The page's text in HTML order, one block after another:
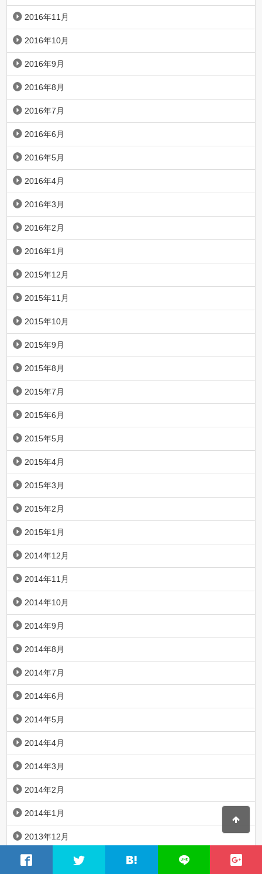
2016年11月
2016年10月
2016年9月
2016年8月
2016年7月
2016年6月
2016年5月
2016年4月
2016年3月
2016年2月
2016年1月
2015年12月
2015年11月
2015年10月
2015年9月
2015年8月
2015年7月
2015年6月
2015年5月
2015年4月
2015年3月
2015年2月
2015年1月
2014年12月
2014年11月
2014年10月
2014年9月
2014年8月
2014年7月
2014年6月
2014年5月
2014年4月
2014年3月
2014年2月
2014年1月
2013年12月
2013年11月